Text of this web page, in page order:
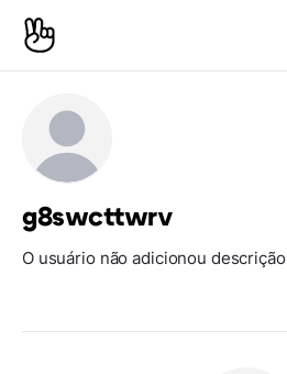
g8swcttwrv
O usuário não adicionou descrição